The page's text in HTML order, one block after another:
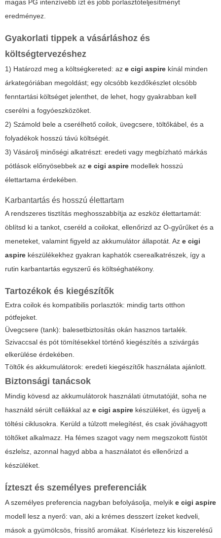
magas PG intenzívebb ízt és jobb porlasztóteljesítményt
eredményez.
Gyakorlati tippek a vásárláshoz és
költségtervezéshez
1) Határozd meg a költségkereted: az e cigi aspire kínál minden
árkategóriában megoldást; egy olcsóbb kezdőkészlet olcsóbb
fenntartási költséget jelenthet, de lehet, hogy gyakrabban kell
cserélni a fogyóeszközöket.
2) Számold bele a cserélhető coilok, üvegcsere, töltőkábel, és a
folyadékok hosszú távú költségét.
3) Vásárolj minőségi alkatrészt: eredeti vagy megbízható márkás
pótlások előnyösebbek az e cigi aspire modellek hosszú
élettartama érdekében.
Karbantartás és hosszú élettartam
A rendszeres tisztítás meghosszabbítja az eszköz élettartamát:
öblítsd ki a tankot, cseréld a coilokat, ellenőrizd az O-gyűrűket és a
meneteket, valamint figyeld az akkumulátor állapotát. Az e cigi
aspire készülékekhez gyakran kaphatók cserealkatrészek, így a
rutin karbantartás egyszerű és költséghatékony.
Tartozékok és kiegészítők
Extra coilok és kompatibilis porlasztók: mindig tarts otthon
pótfejeket.
Üvegcsere (tank): balesetbiztosítás okán hasznos tartalék.
Szivaccsal és pót tömítésekkel történő kiegészítés a szivárgás
elkerülése érdekében.
Töltők és akkumulátorok: eredeti kiegészítők használata ajánlott.
Biztonsági tanácsok
Mindig kövesd az akkumulátorok használati útmutatóját, soha ne
használd sérült cellákkal az e cigi aspire készüléket, és ügyelj a
töltési ciklusokra. Kerüld a túlzott melegítést, és csak jóváhagyott
töltőket alkalmazz. Ha fémes szagot vagy nem megszokott füstöt
észlelsz, azonnal hagyd abba a használatot és ellenőrizd a
készüléket.
Ízteszt és személyes preferenciák
A személyes preferencia nagyban befolyásolja, melyik e cigi aspire
modell lesz a nyerő: van, aki a krémes desszert ízeket kedveli,
mások a gyümölcsös, frissítő aromákat. Kísérletezz kis kiszerelésű